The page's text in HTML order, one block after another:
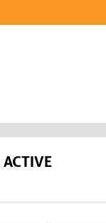
ACTIVE